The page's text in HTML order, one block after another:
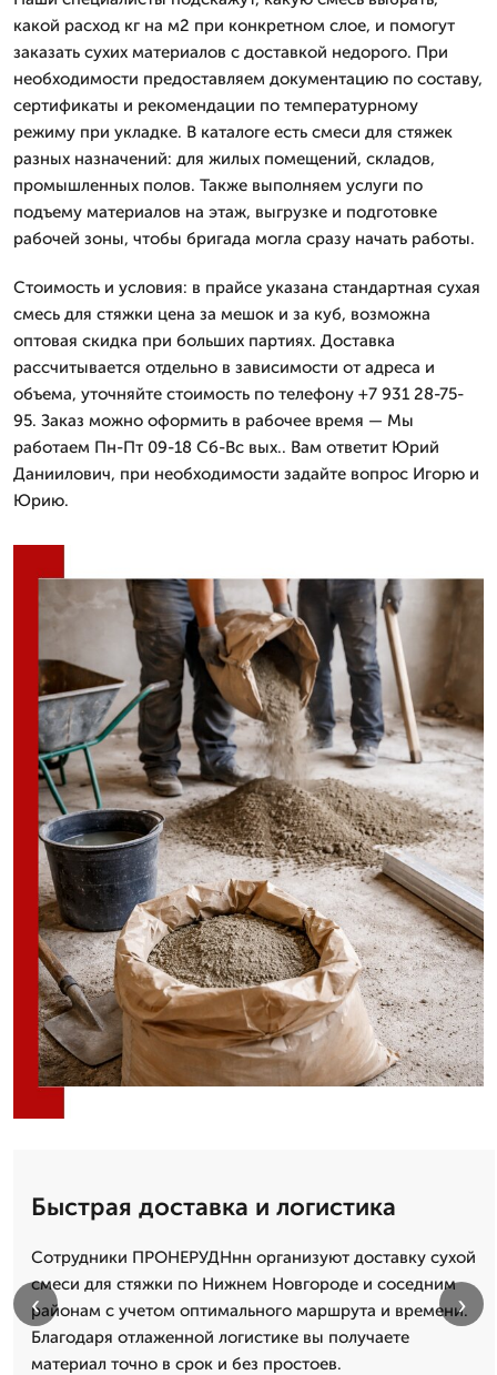
какой расход кг на м2 при конкретном слое, и помогут
заказать сухих материалов с доставкой недорого. При
необходимости предоставляем документацию по составу,
сертификаты и рекомендации по температурному
режиму при укладке. В каталоге есть смеси для стяжек
разных назначений: для жилых помещений, складов,
промышленных полов. Также выполняем услуги по
подъему материалов на этаж, выгрузке и подготовке
рабочей зоны, чтобы бригада могла сразу начать работы.
Стоимость и условия: в прайсе указана стандартная сухая
смесь для стяжки цена за мешок и за куб, возможна
оптовая скидка при больших партиях. Доставка
рассчитывается отдельно в зависимости от адреса и
объема, уточняйте стоимость по телефону +7 931 28-75-
95. Заказ можно оформить в рабочее время — Мы
работаем Пн-Пт 09-18 Сб-Вс вых.. Вам ответит Юрий
Даниилович, при необходимости задайте вопрос Игорю и
Юрию.
Быстрая доставка и логистика
Сотрудники ПРОНЕРУДНнн организуют доставку сухой
смеси для стяжки по Нижнем Новгороде и соседним
районам с учетом оптимального маршрута и времени.
Благодаря отлаженной логистике вы получаете
материал точно в срок и без простоев.
‹ ›